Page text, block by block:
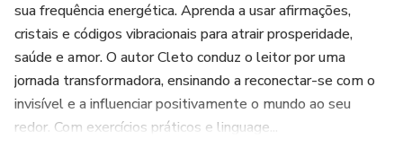
sua frequência energética. Aprenda a usar afirmações,
cristais e códigos vibracionais para atrair prosperidade,
saúde e amor. O autor Cleto conduz o leitor por uma
jornada transformadora, ensinando a reconectar-se com o
invisível e a influenciar positivamente o mundo ao seu
redor. Com exercícios práticos e linguage...